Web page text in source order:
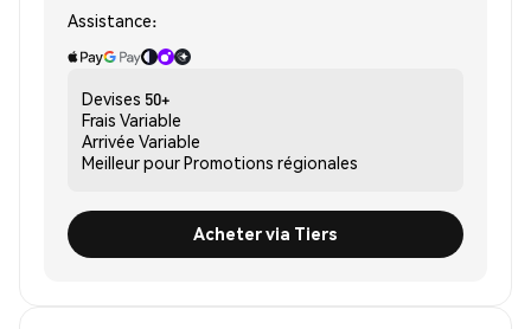
Assistance:
Devises 50+
Frais Variable
Arrivée Variable
Meilleur pourPromotions régionales
Acheter via Tiers